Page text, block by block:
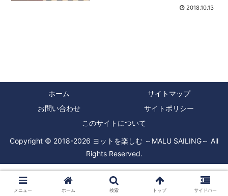
2018.10.13
ホーム
サイトマップ
お問い合わせ
サイトポリシー
このサイトについて
Copyright © 2018-2026 ヨットを楽しむ ～MALU SAILING～ All
Rights Reserved.
メニュー ホーム 検索 トップ サイドバー